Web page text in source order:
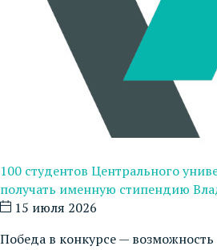
100 студентов Центрального
получать именную стипендию
15 июля 2026
Победа в конкурсе —